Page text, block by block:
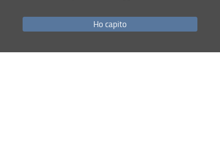
RSS feed
Privacy
Ho capito